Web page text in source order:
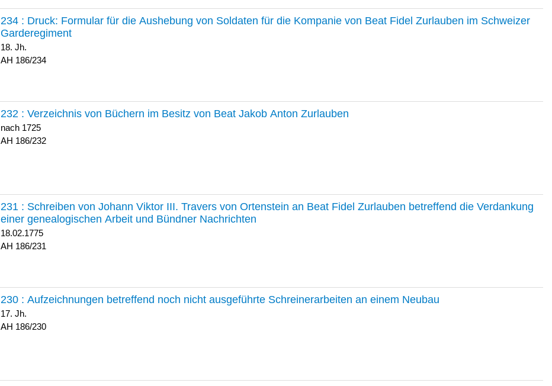
234 : Druck: Formular für die Aushebung von Soldaten für die Kompanie von Beat Fidel Zurlauben im Schweizer
Garderegiment
18. Jh.
186/234
232 : Verzeichnis von Büchern im Besitz von Beat Jakob Anton Zurlauben
nach 1725
186/232
231 : Schreiben von Johann Viktor III. Travers von Ortenstein an Beat Fidel Zurlauben betreffend die Verdankung
einer genealogischen Arbeit und Bündner Nachrichten
18.02.1775
186/231
230 : Aufzeichnungen betreffend noch nicht ausgeführte Schreinerarbeiten an einem Neubau
17. Jh.
186/230